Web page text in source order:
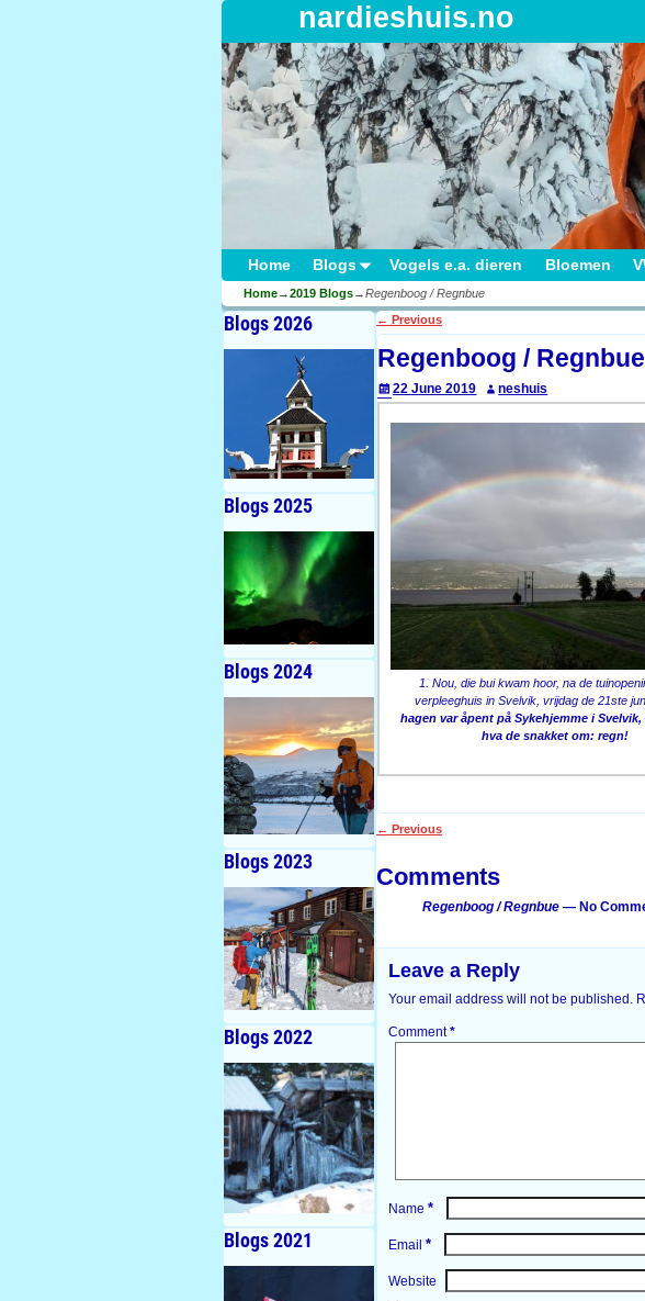
nardieshuis.no
Home Blogs Vogels e.a. dieren Bloemen
Home→2019 Blogs→Regenboog / Regnbue
Post navigation
← Previous
Regenboog / Regnbue
22 June 2019 neshuis
1. Nou, die bui kwam hoor, na de
verpleeghuis in Svelvik, vrijdag de 21ste
hagen var åpent på Sykehjemme i Svelvik,
hva de snakket om: regn!
← Previous
Comments
Regenboog / Regnbue — No
Leave a Reply
Your email address will not be published.
Comment*
Name *
Email *
Website
Blogs 2026
Blogs 2025
Blogs 2024
Blogs 2023
Blogs 2022
Blogs 2021